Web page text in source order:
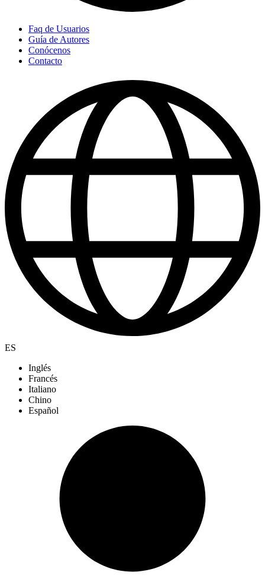
Faq de Usuarios
Guía de Autores
Conócenos
Contacto
ES
Inglés
Francés
Italiano
Chino
Español